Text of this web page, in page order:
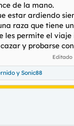
es cada vez peor,
debe al sesgo de la
sólo lo bueno
presente. Quizá lo
llega en espaciadas
adecuadas.
La espiritualidad
cosas en las que
darle sentido a su
Es sólo que surgen
unos se
otros en el
del arte su religión.
de la mano.
estar ardiendo
raza que tiene
les permite el
y probarse
Editado
y Sonic88